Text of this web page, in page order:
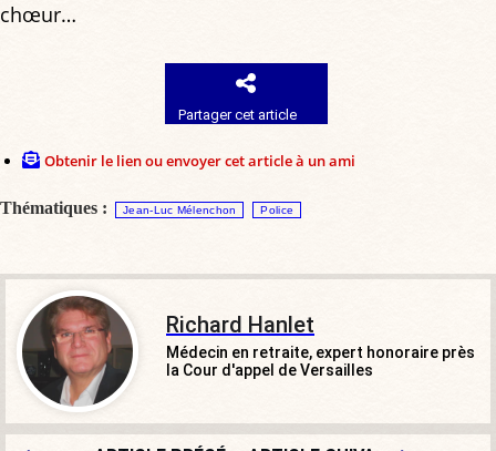
chœur…
Partager cet article
Obtenir le lien ou envoyer cet article à un ami
Thématiques : Jean-Luc Mélenchon Police
Richard Hanlet
Médecin en retraite, expert honoraire près
la Cour d'appel de Versailles